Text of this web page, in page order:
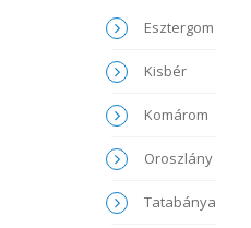
Esztergom
Kisbér
Komárom
Oroszlány
Tatabánya